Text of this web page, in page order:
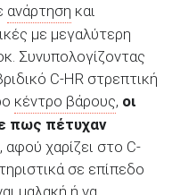
ανάρτηση και
με μεγαλύτερη
Συνυπολογίζοντας
C-HR στρεπτική
κέντρο βάρους, οι
πως πέτυχαν
αφού χαρίζει στο C-
σε επίπεδο